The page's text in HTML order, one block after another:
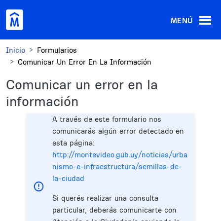
MENÚ
Inicio
Formularios
Comunicar Un Error En La Información
Comunicar un error en la
información
A través de este formulario nos
comunicarás algún error detectado en
esta página:
http://montevideo.gub.uy/noticias/urba
nismo-e-infraestructura/semillas-de-
la-ciudad
Si querés realizar una consulta
particular, deberás comunicarte con